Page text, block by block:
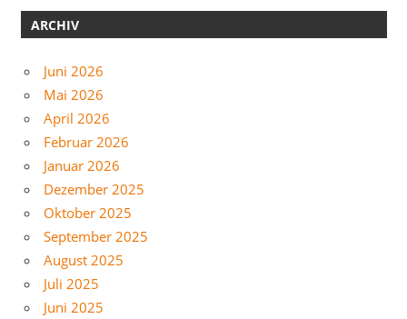
ARCHIV
Juni 2026
Mai 2026
April 2026
Februar 2026
Januar 2026
Dezember 2025
Oktober 2025
September 2025
August 2025
Juli 2025
Juni 2025